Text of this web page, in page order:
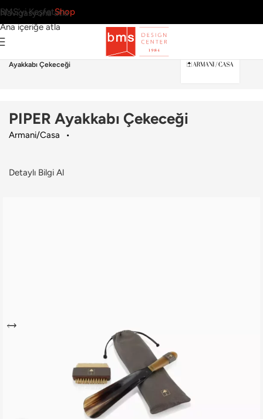
Navigasyona atla
Ana içeriğe atla
BMS’yi KeşfetShop
Armani/Casa ›PIPER
Ayakkabı Çekeceği
PIPER Ayakkabı Çekeceği
Armani/Casa
Detaylı Bilgi Al